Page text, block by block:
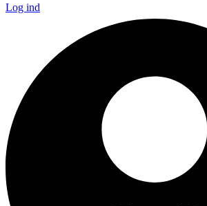
Log ind